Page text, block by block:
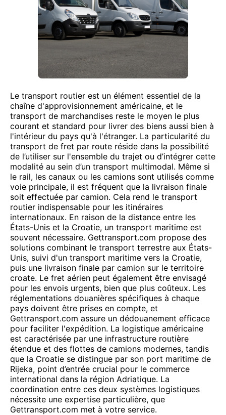
Le transport routier est un élément essentiel de la
chaîne d'approvisionnement américaine, et le
transport de marchandises reste le moyen le plus
courant et standard pour livrer des biens aussi bien à
l'intérieur du pays qu'à l'étranger. La particularité du
transport de fret par route réside dans la possibilité
de l’utiliser sur l'ensemble du trajet ou d’intégrer cette
modalité au sein d’un transport multimodal. Même si
le rail, les canaux ou les camions sont utilisés comme
voie principale, il est fréquent que la livraison finale
soit effectuée par camion. Cela rend le transport
routier indispensable pour les itinéraires
internationaux. En raison de la distance entre les
États-Unis et la Croatie, un transport maritime est
souvent nécessaire. Gettransport.com propose des
solutions combinant le transport terrestre aux États-
Unis, suivi d'un transport maritime vers la Croatie,
puis une livraison finale par camion sur le territoire
croate. Le fret aérien peut également être envisagé
pour les envois urgents, bien que plus coûteux. Les
réglementations douanières spécifiques à chaque
pays doivent être prises en compte, et
Gettransport.com assure un dédouanement efficace
pour faciliter l'expédition. La logistique américaine
est caractérisée par une infrastructure routière
étendue et des flottes de camions modernes, tandis
que la Croatie se distingue par son port maritime de
Rijeka, point d’entrée crucial pour le commerce
international dans la région Adriatique. La
coordination entre ces deux systèmes logistiques
nécessite une expertise particulière, que
Gettransport.com met à votre service.